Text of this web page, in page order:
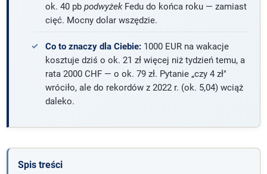
ok. 40 pb podwyżekFedu do końca roku — zamiast
cięć. Mocny dolar wszędzie.
Co to znaczy dla Ciebie:1000 EUR na wakacje
kosztuje dziś o ok. 21 zł więcej niż tydzień temu, a
rata 2000 CHF — o ok. 79 zł. Pytanie „czy 4 zł"
wróciło, ale do rekordów z 2022 r. (ok. 5,04) wciąż
daleko.
Spis treści